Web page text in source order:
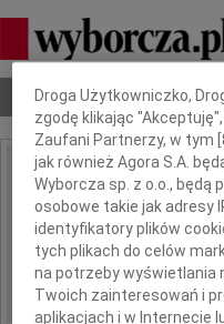
Nekrologi Odeszli
IMIĘ I NAZWISKO:
REGION: Szczecin
DATA EMISJI:
Dbamy o Twoją prywatność
Droga Użytkowniczko,
zgodę klikając
Zaufani Partnerzy, w tym [
jak również Agora S.A.
Wyborcza sp. z o.o., będą
osobowe takie jak adresy
identyfikatory plików
tych plikach do celów
na potrzeby wyświetlania
Twoich zainteresowań i
aplikacjach i w Internecie